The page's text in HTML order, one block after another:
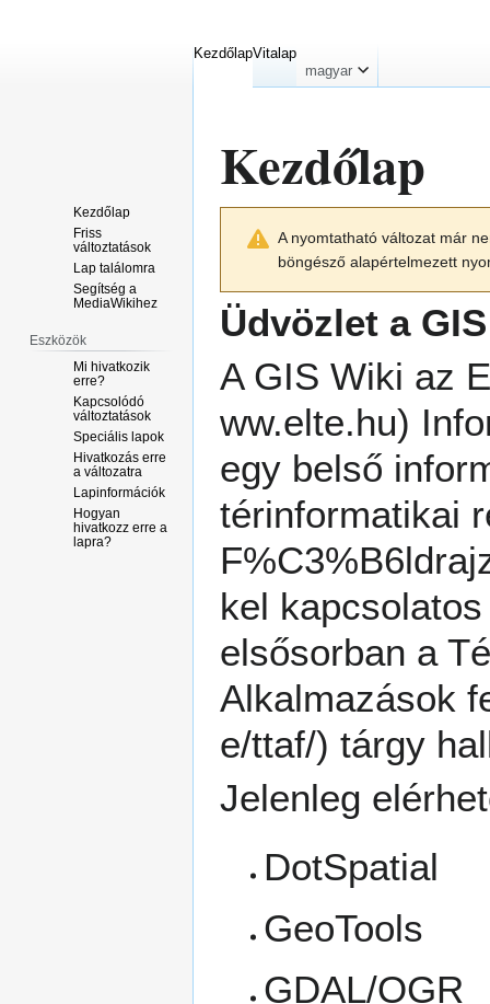
Kezdőlap
navigációhoz
kereséshez
A nyomtatható változat már
böngésző alapértelmezett
Üdvözlet a
A GIS Wiki az
egy belső
térinformatikai
kel
elsősorban a
Alkalmazások
tárgy
Jelenleg
DotSpatial
GeoTools
GDAL/OGR
KezdőlapVitalap
magyar
Kezdőlap
Friss
változtatások
Lap találomra
Segítség a
MediaWikihez
Eszközök
Mi hivatkozik
erre?
Kapcsolódó
változtatások
Speciális lapok
Hivatkozás erre
a változatra
Lapinformációk
Hogyan
hivatkozz erre a
lapra?